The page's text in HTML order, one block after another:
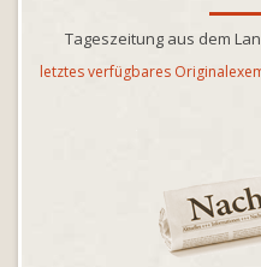
Tageszeitung aus dem
letztes verfügbares